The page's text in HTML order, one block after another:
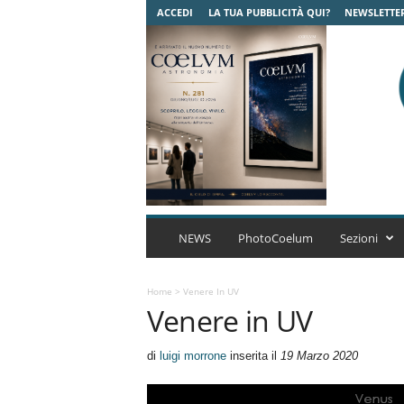
ACCEDI LA TUA PUBBLICITÀ QUI?
C
r
NEWS PhotoCoelum Sezioni
Home > Venere In UV
Venere in UV
di luigi morroneinserita il 19 Marzo 2020